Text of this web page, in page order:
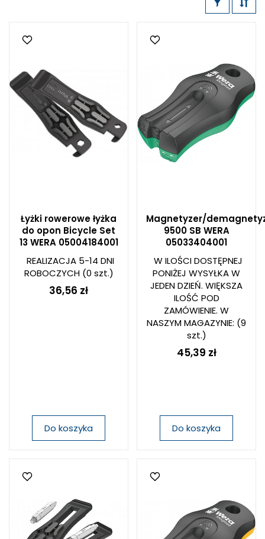
Łyżki rowerowe łyżka
do opon Bicycle Set
13 WERA 05004184001
REALIZACJA 5-14 DNI
ROBOCZYCH(0 szt.)
36,56 zł
Do koszyka
Magnetyzer/
9500 SB WERA
05033404001
W ILOŚCI DOSTĘPNEJ
PONIŻEJ WYSYŁKA W
JEDEN DZIEŃ. WIĘKSZA
ILOŚĆ POD
ZAMÓWIENIE. W
NASZYM MAGAZYNIE: (9
szt.)
45,39 zł
Do koszyka